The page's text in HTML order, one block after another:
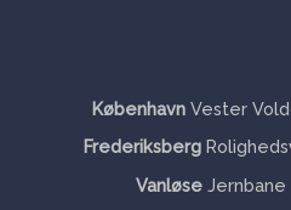
KøbenhavnVester
Frederiksberg
Vanløse Jernbane